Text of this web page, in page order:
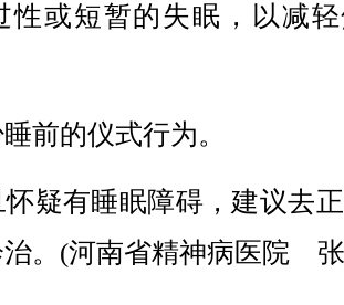
性或短暂的失眠，以减
的仪式行为。
有睡眠障碍，建议去
治。(河南省精神病医院